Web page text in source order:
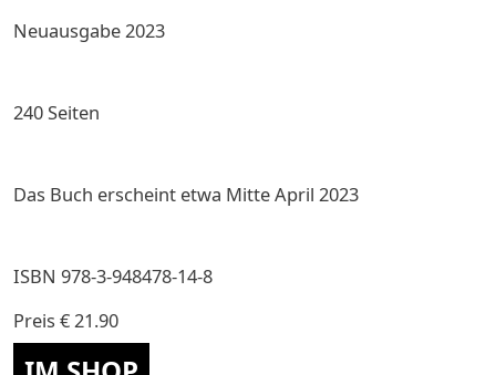
Neuausgabe 2023
240 Seiten
Das Buch erscheint etwa Mitte April 2023
ISBN 978-3-948478-14-8
Preis € 21.90